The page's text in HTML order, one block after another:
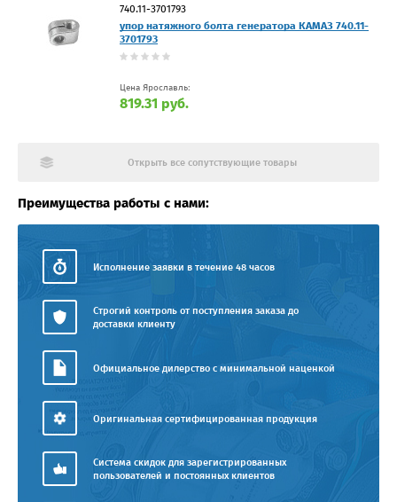
740.11-3701793
упор натяжного болта генератора КАМАЗ 740.11-
3701793
Цена Ярославль:
819.31 руб.
Открыть все сопутствующие товары
Преимущества работы с нами:
Исполнение заявки в течение 48 часов
Строгий контроль от поступления заказа до
доставки клиенту
Официальное дилерство с минимальной наценкой
Оригинальная сертифицированная продукция
Система скидок для зарегистрированных
пользователей и постоянных клиентов